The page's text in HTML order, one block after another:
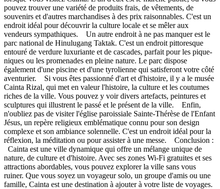
pouvez trouver une variété de produits frais, de vêtements, de
souvenirs et d'autres marchandises à des prix raisonnables. C'est un
endroit idéal pour découvrir la culture locale et se mêler aux
vendeurs sympathiques. Un autre endroit à ne pas manquer est le
parc national de Hinulugang Taktak. C'est un endroit pittoresque
entouré de verdure luxuriante et de cascades, parfait pour les pique-
niques ou les promenades en pleine nature. Le parc dispose
également d'une piscine et d'une tyrolienne qui satisferont votre côté
aventurier. Si vous êtes passionné d'art et d'histoire, il y a le musée
Cainta Rizal, qui met en valeur l'histoire, la culture et les coutumes
riches de la ville. Vous pouvez y voir divers artefacts, peintures et
sculptures qui illustrent le passé et le présent de la ville. Enfin,
n'oubliez pas de visiter l'église paroissiale Sainte-Thérèse de l'Enfant
Jésus, un repère religieux emblématique connu pour son design
complexe et son ambiance solennelle. C'est un endroit idéal pour la
réflexion, la méditation ou pour assister à une messe. Conclusion :
Cainta est une ville dynamique qui offre un mélange unique de
nature, de culture et d'histoire. Avec ses zones Wi-Fi gratuites et ses
attractions abordables, vous pouvez explorer la ville sans vous
ruiner. Que vous soyez un voyageur solo, un groupe d'amis ou une
famille, Cainta est une destination à ajouter à votre liste de voyages.